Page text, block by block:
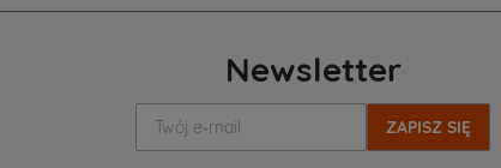
Newsletter
mail: